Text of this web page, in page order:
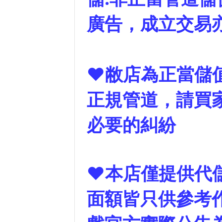
廣告，成立交易
❤敝店為正當儲
正規管道，請買
必要的糾紛
❤本店僅提供代
面額皆只供參考